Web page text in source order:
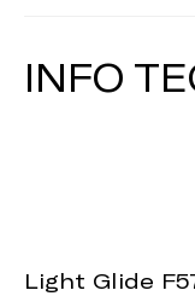
INFO
Light Glide